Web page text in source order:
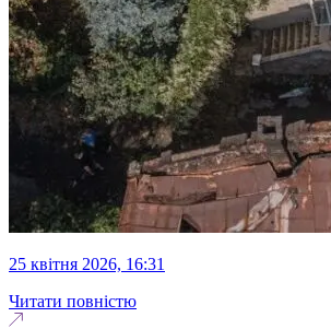
25 квітня 2026, 16:31
Читати повністю